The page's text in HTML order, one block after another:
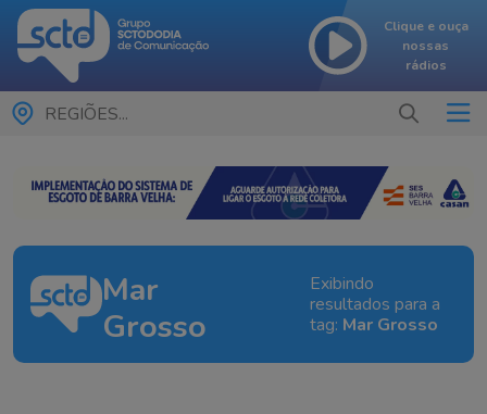
Clique e ouça
nossas
rádios
REGIÕES...
Mar
Grosso
Exibindo
resultados para a
tag: Mar Grosso